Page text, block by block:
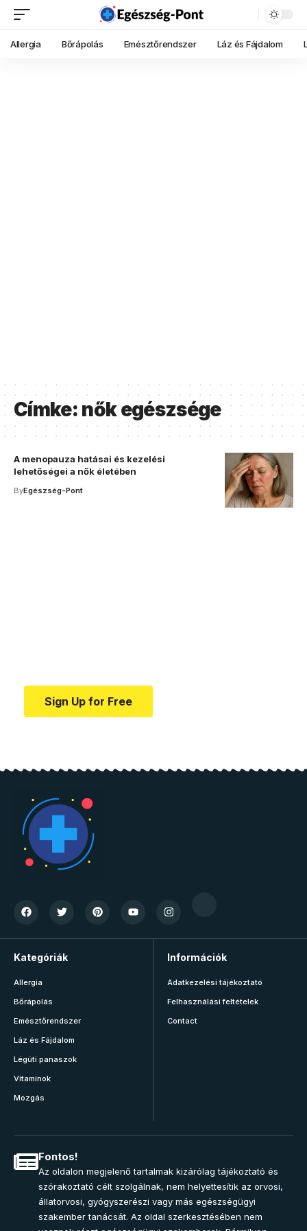
Allergia Bőrápolás Emésztőrendszer Láz és Fájdalom
Címke: nők egészsége
A menopauza hatásai és kezelési
lehetőségei a nők életében
ByEgészség-Pont
Sign Up for Free
Kategóriák
Allergia
Bőrápolás
Emésztőrendszer
Láz és Fájdalom
Légúti panaszok
Vitaminok
Mozgás
Információk
Adatkezelési tájékoztató
Felhasználási feltételek
Contact
Fontos!
Az oldalon megjelenő tartalmak kizárólag tájékoztató és
szórakoztató célt szolgálnak, nem helyettesítik az orvosi,
állatorvosi, gyógyszerészi vagy más egészségügyi
szakember tanácsát. Az oldal szerkesztésében nem